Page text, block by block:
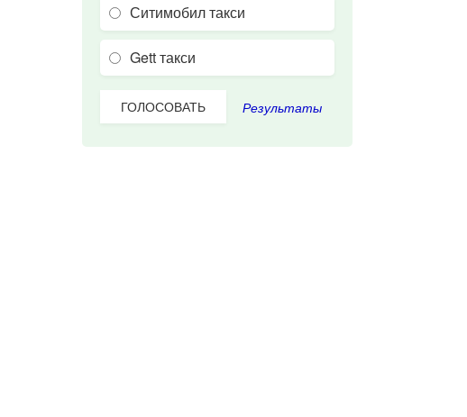
Ситимобил такси
Gett такси
Результаты